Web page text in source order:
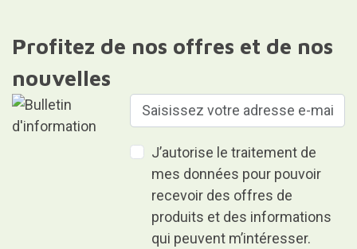
Profitez de nos offres et de nos
nouvelles
J’autorise le traitement de
mes données pour pouvoir
recevoir des offres de
produits et des informations
qui peuvent m’intéresser.